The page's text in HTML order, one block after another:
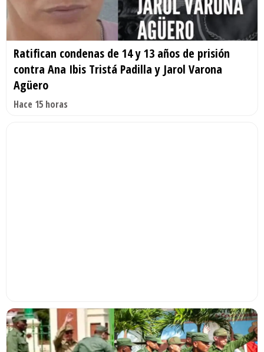
Ratifican condenas de 14 y 13 años de prisión
contra Ana Ibis Tristá Padilla y Jarol Varona
Agüero
Hace 15 horas